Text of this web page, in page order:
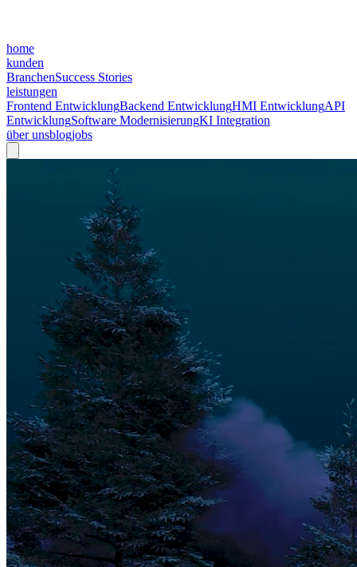
home
kunden
BranchenSuccess Stories
leistungen
Frontend EntwicklungBackend EntwicklungHMI EntwicklungAPI
EntwicklungSoftware ModernisierungKI Integration
über unsblogjobs